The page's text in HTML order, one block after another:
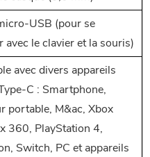
USB (pour se
avec le clavier et la souris)
avec divers appareils
C : Smartphone,
portable, M&ac, Xbox
360, PlayStation 4,
Switch, PC et appareils